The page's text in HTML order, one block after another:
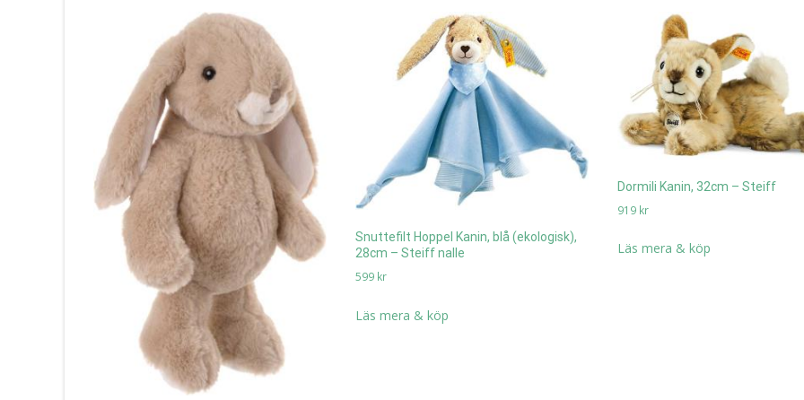
Snuttefilt Hoppel Kanin, blå (ekologisk),
28cm – Steiff nalle
599 kr
Läs mera & köp
Dormili Kanin, 32cm – Steiff
919 kr
Läs mera & köp